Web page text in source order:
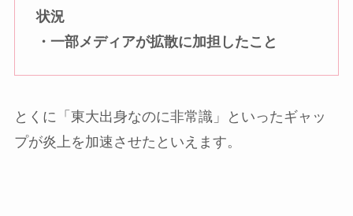
状況
・一部メディアが拡散に加担したこと
とくに「東大出身なのに非常識」といったギャッ
プが炎上を加速させたといえます。